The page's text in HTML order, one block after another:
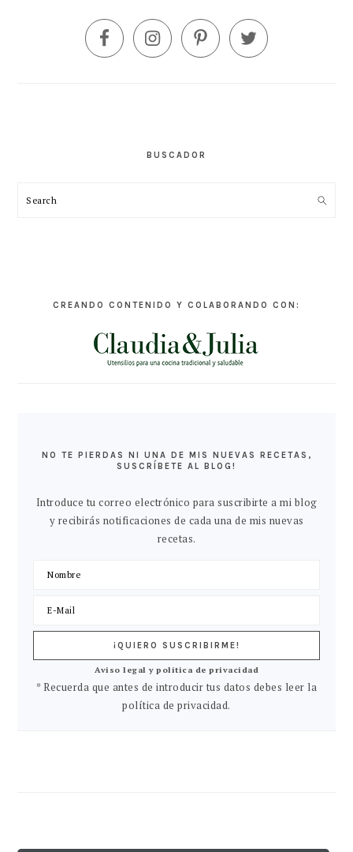
BUSCADOR
Search
CREANDO CONTENIDO Y COLABORANDO CON:
NO TE PIERDAS NI UNA DE MIS NUEVAS RECETAS,
SUSCRÍBETE AL BLOG!
Introduce tu correo electrónico para suscribirte a mi blog
y recibirás notificaciones de cada una de mis nuevas
recetas.
Aviso legal y política de privacidad
* Recuerda que antes de introducir tus datos debes leer la
política de privacidad.